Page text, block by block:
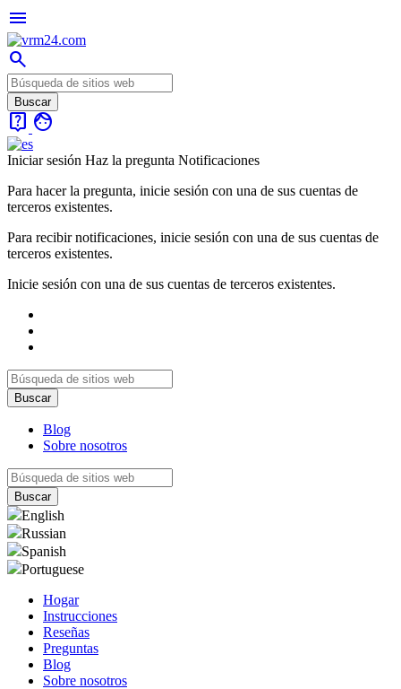
menu
search
live_help face
Iniciar sesión Haz la pregunta Notificaciones
Para hacer la pregunta, inicie sesión con una de sus cuentas de
terceros existentes.
Para recibir notificaciones, inicie sesión con una de sus cuentas de
terceros existentes.
Inicie sesión con una de sus cuentas de terceros existentes.
Blog
Sobre nosotros
English
Russian
Spanish
Portuguese
Hogar
Instrucciones
Reseñas
Preguntas
Blog
Sobre nosotros